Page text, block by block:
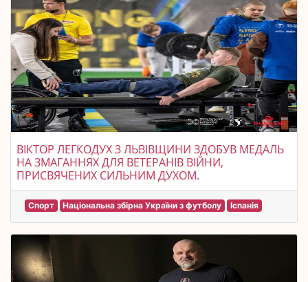
ВІКТОР ЛЕГКОДУХ З ЛЬВІВЩИНИ ЗДОБУВ МЕДАЛЬ
НА ЗМАГАННЯХ ДЛЯ ВЕТЕРАНІВ ВІЙНИ,
ПРИСВЯЧЕНИХ СИЛЬНИМ ДУХОМ.
Спорт Національна збірна України з футболу Іспанія